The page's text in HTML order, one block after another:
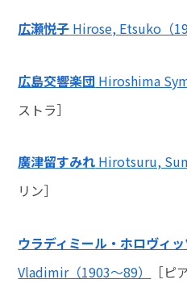
広瀬悦子 Hirose, Etsuko（
広島交響楽団 Hiroshima
ストラ］
廣津留すみれ Hirotsuru,
リン］
ウラディミール・ホロヴィ
Vladimir（1903～89）
［ピ